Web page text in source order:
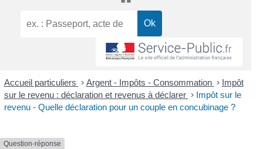
Accueil particuliers > Argent - Impôts - Consommation > Impôt
sur le revenu : déclaration et revenus à déclarer > Impôt sur le
revenu - Quelle déclaration pour un couple en concubinage ?
Question-réponse